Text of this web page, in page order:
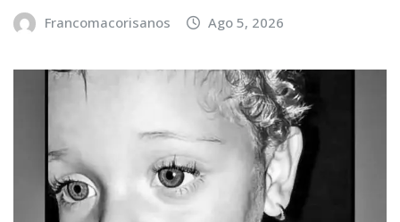
Francomacorisanos Ago 5, 2026